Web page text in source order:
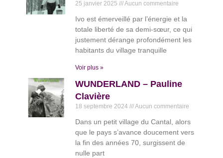
25 janvier 2025 Aucun commentaire
Ivo est émerveillé par l’énergie et la
totale liberté de sa demi-sœur, ce qui
justement dérange profondément les
habitants du village tranquille
Voir plus »
WUNDERLAND – Pauline
Clavière
18 septembre 2024 Aucun commentaire
Dans un petit village du Cantal, alors
que le pays s’avance doucement vers
la fin des années 70, surgissent de
nulle part